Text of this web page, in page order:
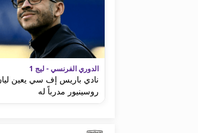
الدوري الفرنسي - ليج 1
نادي باريس إف سي يعين
روسينيور مدرباً له